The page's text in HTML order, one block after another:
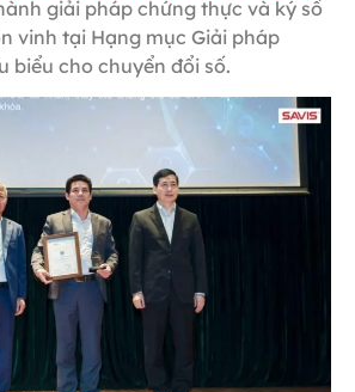
giải pháp chứng thực và ký số
vinh tại Hạng mục Giải pháp
biểu cho chuyển đổi số.